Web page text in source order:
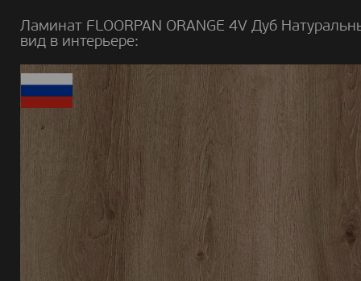
Ламинат FLOORPAN ORANGE 4V Дуб
вид в интерьере: